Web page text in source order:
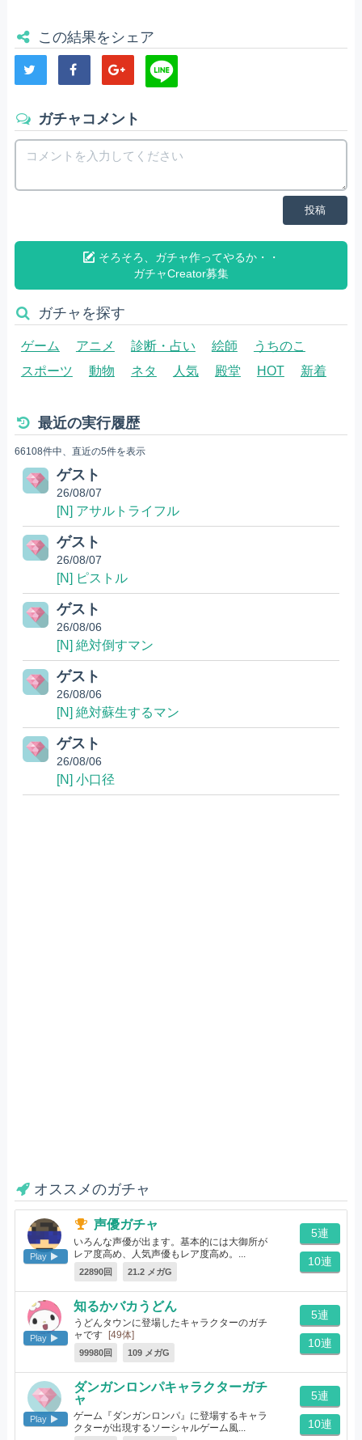
この結果をシェア
ガチャコメント
投稿
そろそろ、ガチャ作ってやるか・・
ガチャCreator募集
ガチャを探す
ゲーム アニメ 診断・占い 絵師
うちのこ
スポーツ
動物 ネタ 人気 殿堂 HOT 新着
最近の実行履歴
66108件中、直近の5件を表示
ゲスト
26/08/07
[N] アサルトライフル
ゲスト
26/08/07
[N] ピストル
ゲスト
26/08/06
[N] 絶対倒すマン
ゲスト
26/08/06
[N] 絶対蘇生するマン
ゲスト
26/08/06
[N] 小口径
オススメのガチャ
Play
声優ガチャ
いろんな声優が出ます。基本的には大御所が
レア度高め、人気声優もレア度高め。...
[288体]
22890回 21.2 メガG
5連
10連
Play
知るかバカうどん
うどんタウンに登場したキャラクターのガチ
ャです
[49体]
99980回 109 メガG
5連
10連
Play
ダンガンロンパキャラクターガチ
ャ
ゲーム『ダンガンロンパ』に登場するキャラ
クターが出現するソーシャルゲーム風...
5連
10連